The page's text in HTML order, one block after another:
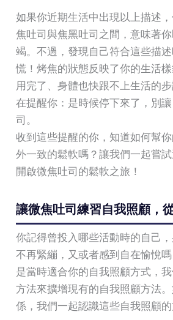
如果你近期生活中出現以上描述
焦吐司與焦黑吐司之間，意味著
竭。不過，發現自己符合這些描
慌！烤焦的狀態反映了你的生活
用完了、身體也快跟不上生活的
在提醒你：是時候停下來了，別
司。
收到這些提醒的你，知道如何幫
外一致的鬆軟嗎？讓我們一起嘗
開啟微焦吐司的鬆軟之旅！
讓微焦吐司練習自我照顧，
你記得曾投入哪些活動時的自己，
不再緊繃，又或者感到自在愉悅
是當時適合你的自我照顧方式，
方法來擴增現有的自我照顧方法
係，我們一起認識這些自我照顧的